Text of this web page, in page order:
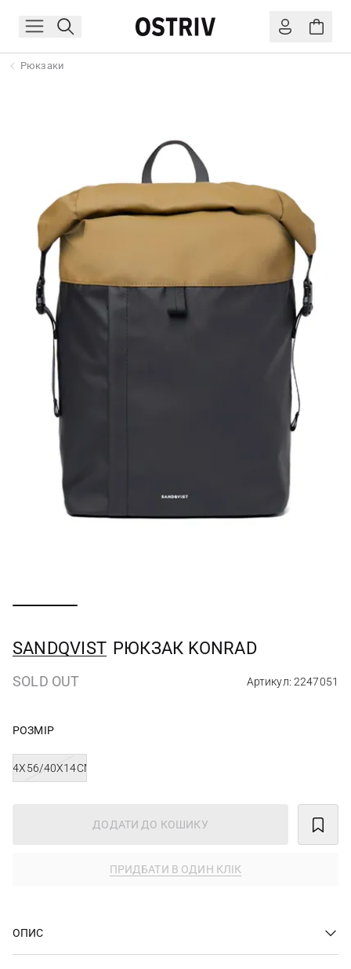
Рюкзаки
SANDQVIST РЮКЗАК KONRAD
SOLD OUT Артикул: 2247051
РОЗМІР
24X56/40X14CM
ДОДАТИ ДО КОШИКУ
ПРИДБАТИ В ОДИН КЛІК
ОПИС